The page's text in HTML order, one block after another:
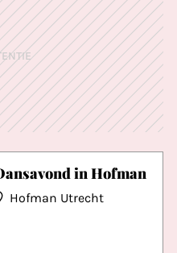
in Hofman
Hofman Utrecht